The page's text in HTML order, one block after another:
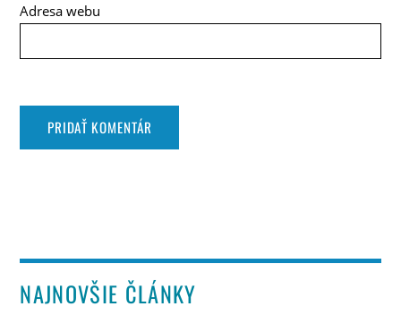
Adresa webu
NAJNOVŠIE ČLÁNKY